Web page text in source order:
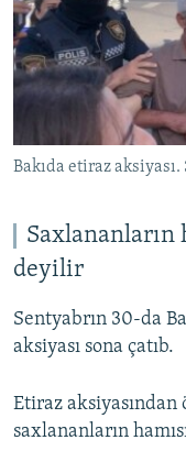
FOTOQALEREYA
İNFOQRAFIKA
KARIKATURA
OXU ZALI
AZƏRBAYCAN
İSLAM VƏ DEMOKRATIYA
İZ - MƏDƏNIYYƏT
HAQQIMIZDA
MISSIYAMIZ
PEŞƏ ETIKASI VƏ
MATERIALLARIMIZDAN
AZADLIQRADIOSU
BIZI IZLƏ
RFE/RL-in bütün
Bakıda etiraz
Saxlananların
deyilir
Sentyabrın 30-da
aksiyası sona çatıb.
Etiraz aksiyasından
saxlananların